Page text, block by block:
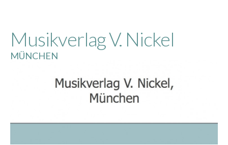
content
Musikverlag V. Nickel
MÜNCHEN